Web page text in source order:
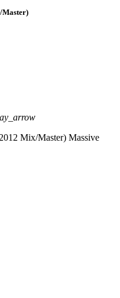
Master)
Mix/Master) Massive